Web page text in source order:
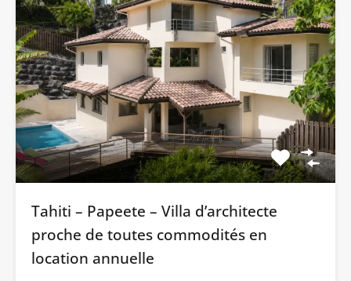
Tahiti – Papeete – Villa d’architecte
proche de toutes commodités en
location annuelle